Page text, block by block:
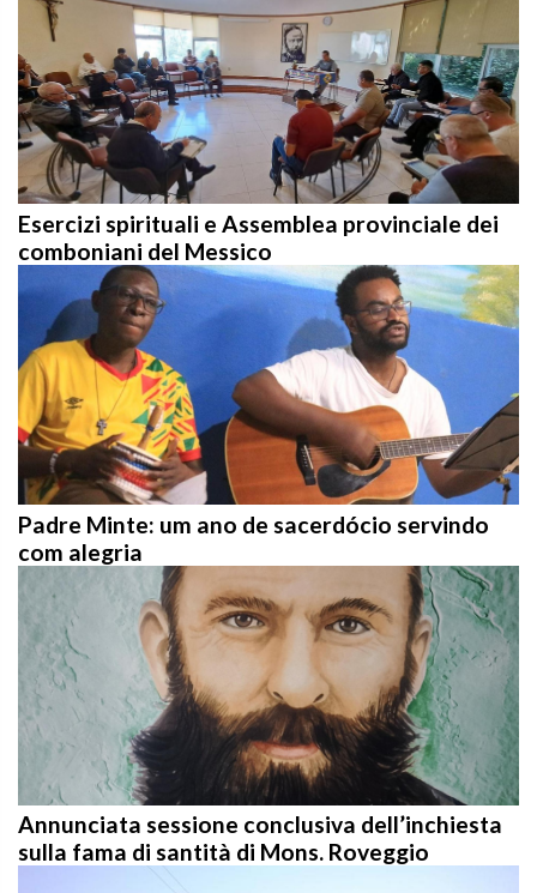
Esercizi spirituali e Assemblea provinciale dei
comboniani del Messico
Padre Minte: um ano de sacerdócio servindo
com alegria
Annunciata sessione conclusiva dell’inchiesta
sulla fama di santità di Mons. Roveggio